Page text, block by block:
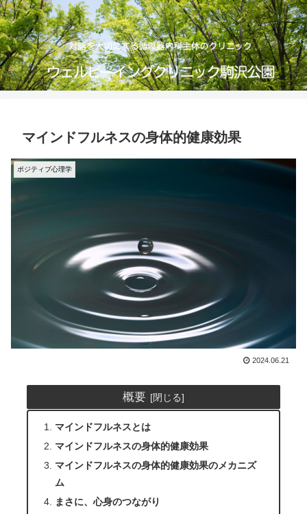
マインドフルネスの身体的健康効果
ポジティブ心理学
2024.06.21
概要
マインドフルネスとは
マインドフルネスの身体的健康効果
マインドフルネスの身体的健康効果のメカニズ
ム
まさに、心身のつながり